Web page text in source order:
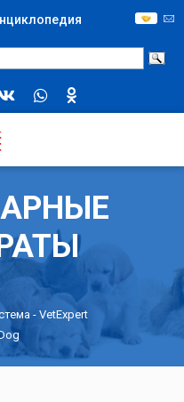
- VetExpert